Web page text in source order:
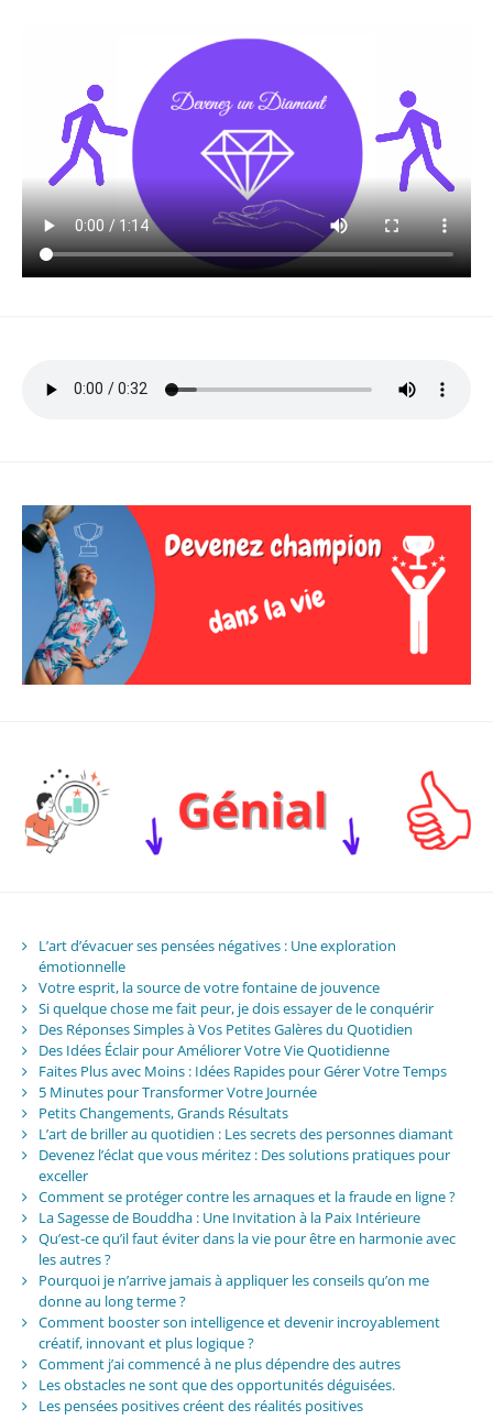
L’art d’évacuer ses pensées négatives : Une exploration
émotionnelle
Votre esprit, la source de votre fontaine de jouvence
Si quelque chose me fait peur, je dois essayer de le conquérir
Des Réponses Simples à Vos Petites Galères du Quotidien
Des Idées Éclair pour Améliorer Votre Vie Quotidienne
Faites Plus avec Moins : Idées Rapides pour Gérer Votre Temps
5 Minutes pour Transformer Votre Journée
Petits Changements, Grands Résultats
L’art de briller au quotidien : Les secrets des personnes diamant
Devenez l’éclat que vous méritez : Des solutions pratiques pour
exceller
Comment se protéger contre les arnaques et la fraude en ligne ?
La Sagesse de Bouddha : Une Invitation à la Paix Intérieure
Qu’est-ce qu’il faut éviter dans la vie pour être en harmonie avec
les autres ?
Pourquoi je n’arrive jamais à appliquer les conseils qu’on me
donne au long terme ?
Comment booster son intelligence et devenir incroyablement
créatif, innovant et plus logique ?
Comment j’ai commencé à ne plus dépendre des autres
Les obstacles ne sont que des opportunités déguisées.
Les pensées positives créent des réalités positives